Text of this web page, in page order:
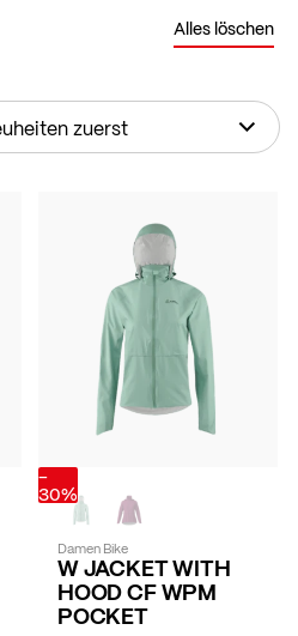
-
30%
Damen Bike
W JACKET WITH
HOOD CF WPM
POCKET
Alles löschen